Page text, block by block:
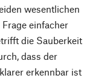
wesentlichen
einfacher
die Sauberkeit
dass der
erkennbar ist